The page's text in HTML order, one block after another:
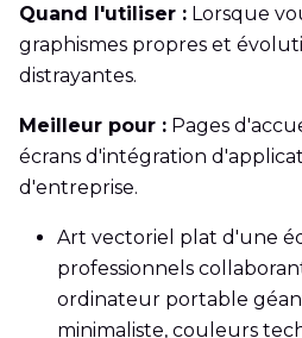
Quand l'utiliser : Lorsque
graphismes propres et
distrayantes.
Meilleur pour : Pages
écrans d'intégration
d'entreprise.
Art vectoriel plat d'une
professionnels
ordinateur portable
minimaliste, couleurs